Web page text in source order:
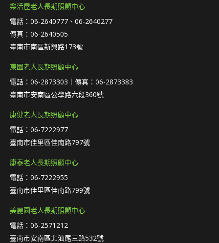
樂活屋老人長期照顧中心
電話：06-2640777、06-2640277
傳真：06-2640505
臺南市南區新興路173號
東園老人長期照顧中心
電話：06-2873303｜傳真：06-2873383
臺南市安南區公學路六段360號
康健老人長期照顧中心
電話：06-7222977
臺南市佳里區佳南路797號
康泰老人長期照顧中心
電話：06-7222955
臺南市佳里區佳南路799號
美麗園老人長期照顧中心
電話：06-2571212
臺南市安南區北汕尾三路532號